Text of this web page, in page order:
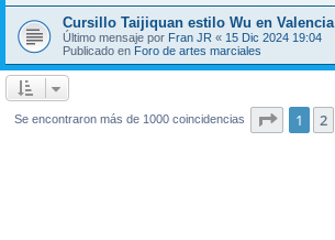
Cursillo Taijiquan estilo Wu en Valencia
Último mensaje por Fran JR « 15 Dic 2024 19:04
Publicado en Foro de artes marciales
Se encontraron más de 1000 coincidencias Página
1 2